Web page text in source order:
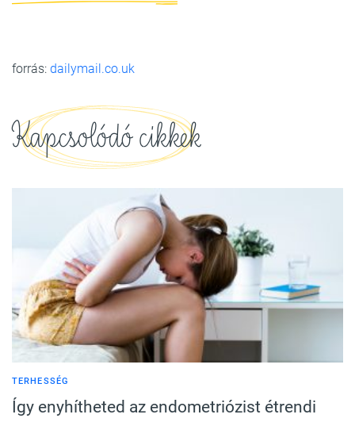
forrás: dailymail.co.uk
Kapcsolódó cikkek
TERHESSÉG
Így enyhítheted az endometriózist étrendi